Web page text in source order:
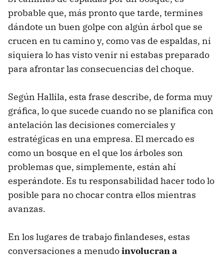
probable que, más pronto que tarde, termines
dándote un buen golpe con algún árbol que se
crucen en tu camino y, como vas de espaldas, ni
siquiera lo has visto venir ni estabas preparado
para afrontar las consecuencias del choque.
Según Hallila, esta frase describe, de forma muy
gráfica, lo que sucede cuando no se planifica con
antelación las decisiones comerciales y
estratégicas en una empresa. El mercado es
como un bosque en el que los árboles son
problemas que, simplemente, están ahí
esperándote. Es tu responsabilidad hacer todo lo
posible para no chocar contra ellos mientras
avanzas.
En los lugares de trabajo finlandeses, estas
conversaciones a menudoinvolucran a